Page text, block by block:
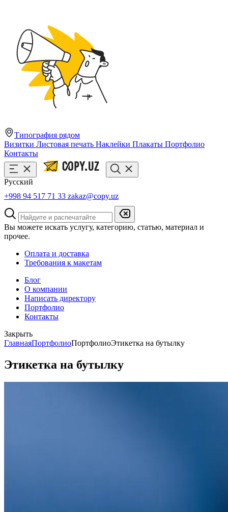
Типография рядом
Визитки Листовая печать Наклейки Плакаты Портфолио
Контакты
Русский
+998 94 517 71 33 zakaz@copy.uz
Вы можете искать услугу, категорию, статью, материал и
прочее.
Оплата и доставка
Требования к макетам
Блог
О компании
Написать директору
Портфолио
Контакты
Закрыть
ГлавнаяПортфолиоПортфолиоЭтикетка на бутылку
Этикетка на бутылку